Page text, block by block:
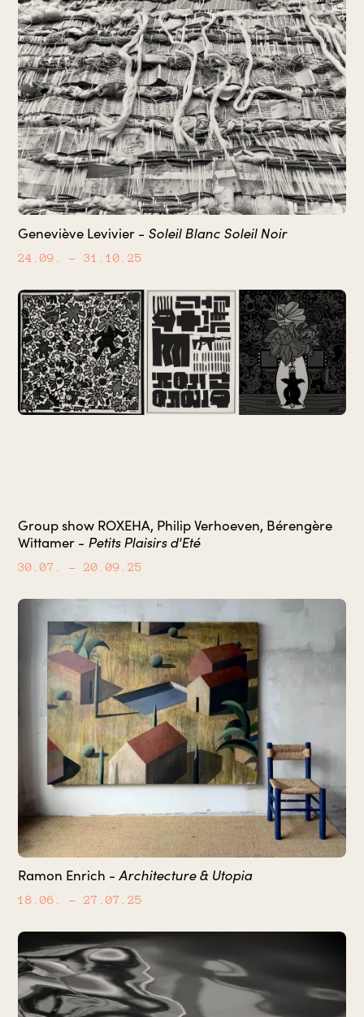
Geneviève Levivier - Soleil Blanc Soleil Noir
24.09. – 31.10.25
Group show ROXEHA, Philip Verhoeven, Bérengère
Wittamer - Petits Plaisirs d'Eté
30.07. – 20.09.25
Ramon Enrich -Architecture & Utopia
18.06. – 27.07.25